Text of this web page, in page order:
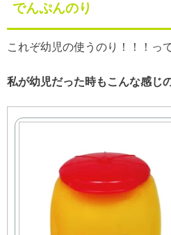
でんぷんのり
これぞ幼児の使うのり！！！っ
私が幼児だった時もこんな感じ